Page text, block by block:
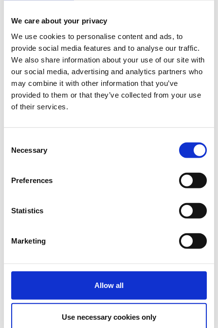
We care about your privacy
We use cookies to personalise content and ads, to
provide social media features and to analyse our traffic.
We also share information about your use of our site with
our social media, advertising and analytics partners who
may combine it with other information that you’ve
provided to them or that they’ve collected from your use
of their services.
Selection
Necessary
Preferences
Statistics
Marketing
Allow all
Use necessary cookies only
Φυσική συμμετοχή
Περιλαμβανόμενα
* 2ήμερη παρακολούθηση του συνεδρίου
* 5 διαλείμματα καφέ
* Πιστοποιητικό παρακολούθησης
* 2ήμερη online παρακολούθηση του συνεδρίου
εγγραφών
έχει λήξει.
έχει λήξει.
Φοιτητές / Φυσική
€100,00